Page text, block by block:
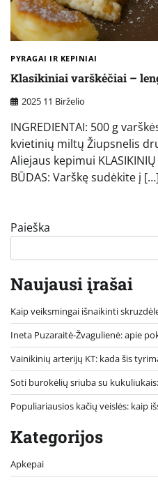
PYRAGAI IR KEPINIAI
Klasikiniai varškėčiai –
2025 11 Birželio
INGREDIENTAI: 500 g
kvietinių miltų Žiupsnelis
Aliejaus kepimui KLASIKINIŲ
BŪDAS: Varškę sudėkite į […]
Paieška
Naujausi įrašai
Kaip veiksmingai išnaikinti
Ineta Puzaraitė-Žvagulienė: apie
Vainikinių arterijų KT: kada šis
Soti burokėlių sriuba su
Populiariausios kačių veislės: kaip
Kategorijos
Apkepai